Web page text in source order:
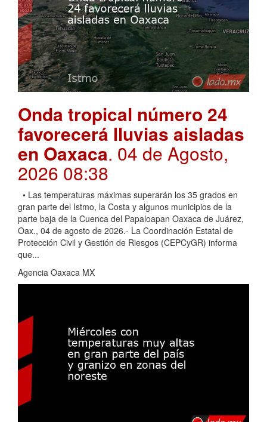
Onda tropical número 24
favorecerá lluvias aisladas
en Oaxaca. 04 de Agosto,
2026 08:38
• Las temperaturas máximas superarán los 35 grados en
gran parte del Istmo, la Costa y algunos municipios de la
parte baja de la Cuenca del Papaloapan Oaxaca de Juárez,
Oax., 04 de agosto de 2026.- La Coordinación Estatal de
Protección Civil y Gestión de Riesgos (CEPCyGR) informa
que...
Agencia Oaxaca MX